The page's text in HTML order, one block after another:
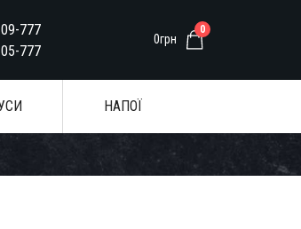
777
777
0
0грн
НАПОЇ